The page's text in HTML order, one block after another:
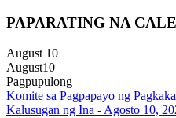
PAPARATING NA
August 10
August10
Pagpupulong
Komite sa Pagpapayo ng
Kalusugan ng Ina - Agosto 10,